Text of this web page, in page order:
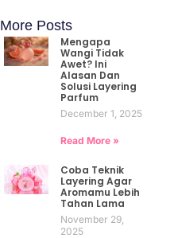
More Posts
Mengapa
Wangi Tidak
Awet? Ini
Alasan Dan
Solusi Layering
Parfum
December 1, 2025
Read More »
Coba Teknik
Layering Agar
Aromamu Lebih
Tahan Lama
November 29,
2025